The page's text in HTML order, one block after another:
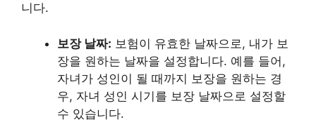
니다.
보장 날짜: 보험이 유효한 날짜으로, 내가 보
장을 원하는 날짜을 설정합니다. 예를 들어,
자녀가 성인이 될 때까지 보장을 원하는 경
우, 자녀 성인 시기를 보장 날짜으로 설정할
수 있습니다.